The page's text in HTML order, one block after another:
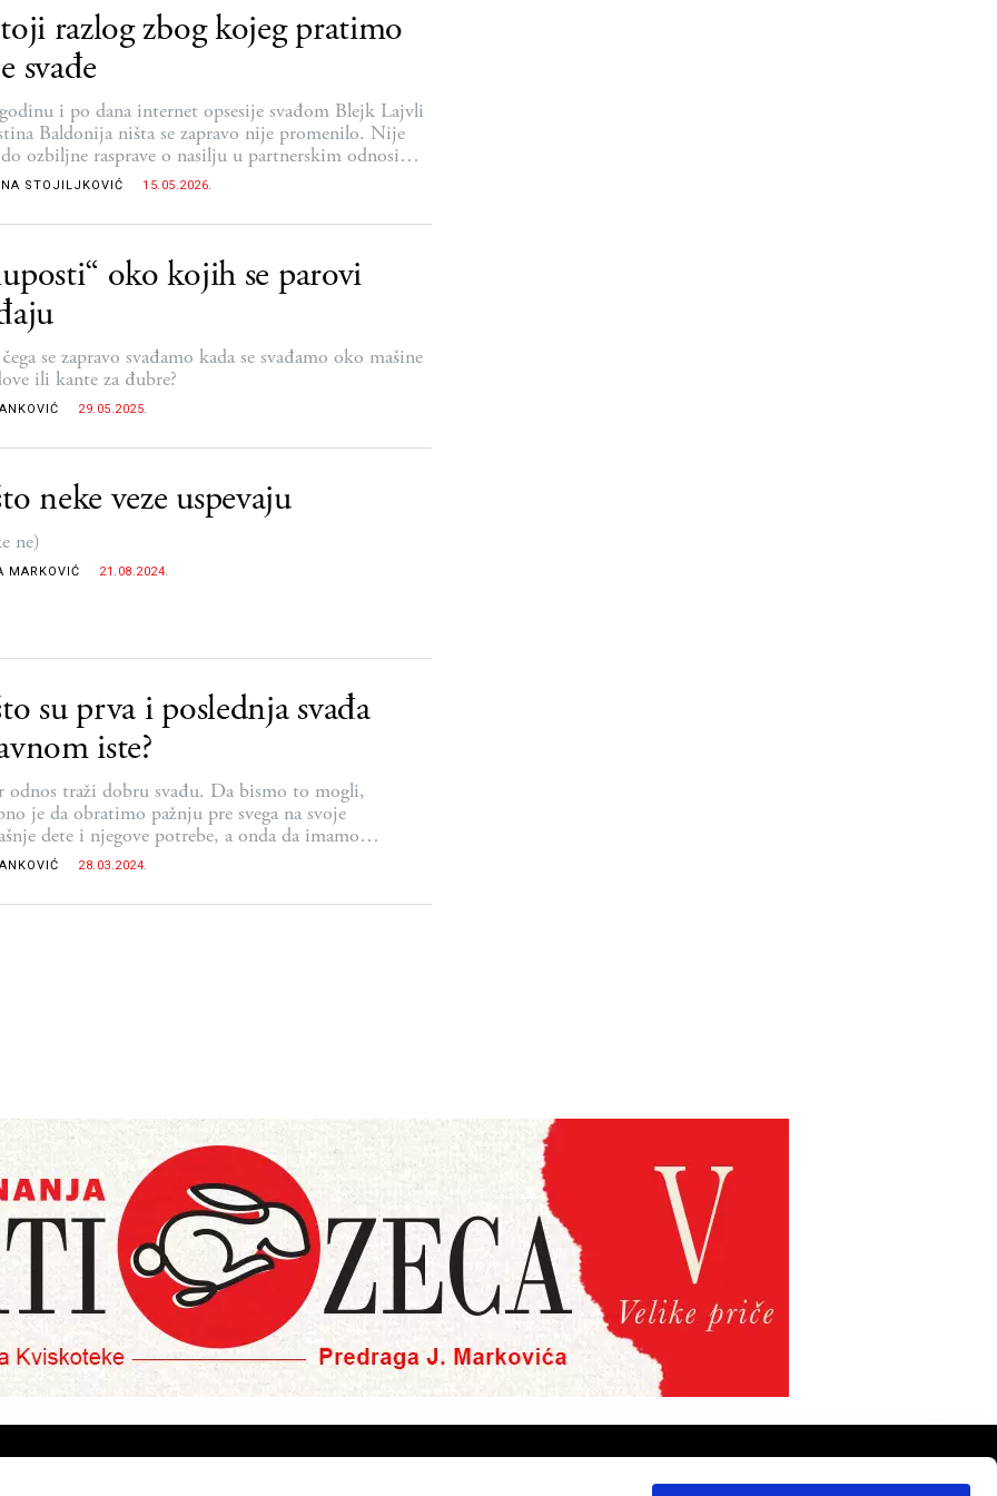
razlog zbog kojeg pratimo
svađe
i po dana internet opsesije svađom Blejk Lajvli
Baldonija ništa se zapravo nije promenilo. Nije
ozbiljne rasprave o nasilju u partnerskim odnosima,
to bila glavna tema filma
STOJILJKOVIĆ 15.05.2026.
oko kojih se parovi
se zapravo svađamo kada se svađamo oko mašine
ili kante za đubre?
29.05.2025.
neke veze uspevaju
ne)
MARKOVIĆ 21.08.2024.
su prva i poslednja svađa
iste?
odnos traži dobru svađu. Da bismo to mogli,
je da obratimo pažnju pre svega na svoje
dete i njegove potrebe, a onda da imamo
količinu razumevanja za potrebe unutrašnjeg deteta
28.03.2024.
PRATITE NAS